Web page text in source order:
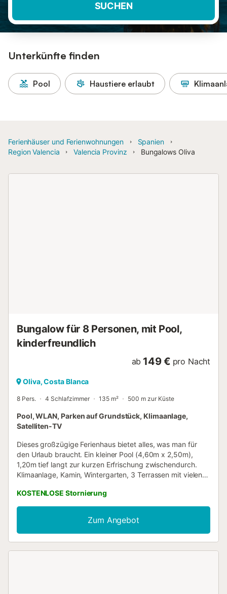
SUCHEN
Unterkünfte finden
Pool Haustiere erlaubt
Ferienhäuser und Ferienwohnungen
Spanien
Region Valencia
Valencia Provinz Bungalows Oliva
Bungalow für 8 Personen, mit Pool,
kinderfreundlich
ab 149 € pro Nacht
Oliva, Costa Blanca
8 Pers. 4 Schlafzimmer 135 m² 500 m zur Küste
Pool, WLAN, Parken auf Grundstück, Klimaanlage,
Satelliten-TV
Dieses großzügige Ferienhaus bietet alles, was man für
den Urlaub braucht. Ein kleiner Pool (4,60m x 2,50m),
1,20m tief langt zur kurzen Erfrischung zwischendurch.
Klimaanlage, Kamin, Wintergarten, 3 Terrassen mit vielen
prämierten Dünen-Strand sind es gerade mal 700m. Ein
Gasgrill und Holzkohlegrill für die abendliche Grillparty
steht zu Ihrer Verfügung. Das Haus ist komplett
eingezäunt mit Efeu-Hecken. Im Haus finden Sie 4
Schlafzimmer : 1. 1 Doppellbett (1,90 x 2,00m), 2. 2
KOSTENLOSE Stornierung
Zum Angebot